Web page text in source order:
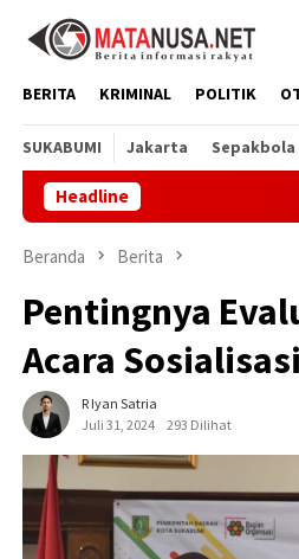
BERITA KRIMINAL POLITIK
SUKABUMI Jakarta Sepakbola
Headline
Beranda Berita
Pentingnya
Acara
R Iyan Satria
Juli 31, 2024
293 Dilihat